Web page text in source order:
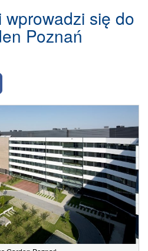
wprowadzi się do
Poznań